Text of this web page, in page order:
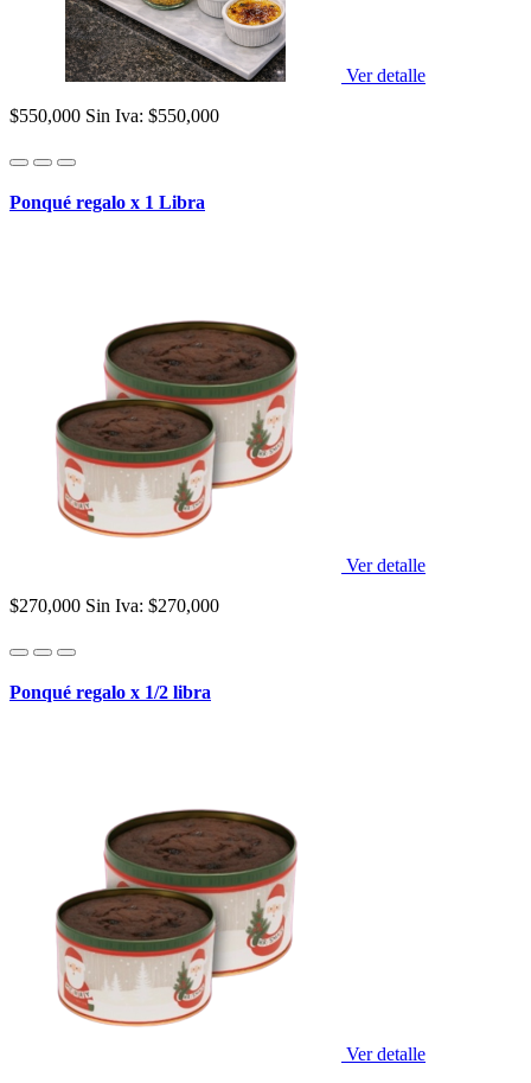
Ver detalle
$550,000 Sin Iva: $550,000
Ponqué regalo x 1 Libra
Ver detalle
$270,000 Sin Iva: $270,000
Ponqué regalo x 1/2 libra
Ver detalle